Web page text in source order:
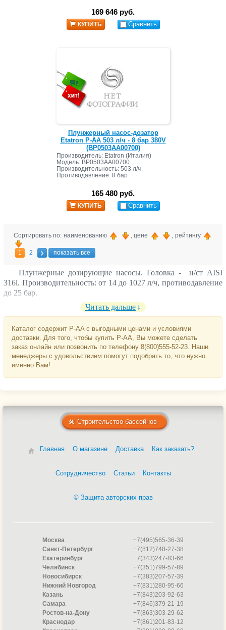
169 646 руб.
КУПИТЬ Сравнить
Плунжерный насос-дозатор
Etatron P-AA 503 л/ч - 8 бар 380V
(BP0503AA00700)
Производитель: Etatron (Италия)
Модель: BP0503AA00700
Производительность: 503 л/ч
Противодавление: 8 бар
165 480 руб.
КУПИТЬ Сравнить
Сортировать по: наименованию , цене , рейтингу
1 2 показать все
Плунжерные дозирующие насосы. Головка - н/ст AISI
316l. Производительность: от 14 до 1027 л/ч, противодавление
до 25 бар.
Читать дальше
Каталог содержит P-AA с выгодными ценами и условиями
доставки. Для того, чтобы купить P-AA, Вы можете сделать
заказ онлайн или позвонить по телефону 8(800)555-52-23. Наши
менеджеры с удовольствием помогут подобрать то, что нужно
именно Вам!
Строительство бассейнов
Главная О магазине Доставка Как заказать?
Сотрудничество Статьи Контакты
© Защита авторских прав
Москва
+7(495)565-36-39
Санкт-Петербург
+7(812)748-27-38
Екатеринбург
+7(343)247-83-66
Челябинск
+7(351)799-57-89
Новосибирск
+7(383)207-57-39
Нижний Новгород
+7(831)280-95-66
Казань
+7(843)203-92-63
Самара
+7(846)379-21-19
Ростов-на-Дону
+7(863)303-29-62
Краснодар
+7(861)201-83-12